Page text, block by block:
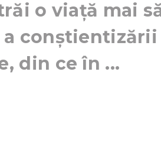
o viață mai
a
din ce în ...